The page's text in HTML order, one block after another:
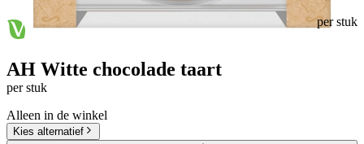
per stuk
AH Witte chocolade taart
per stuk
Alleen in de winkel
Kies alternatief